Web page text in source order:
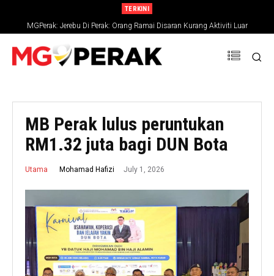
TERKINI
MGPerak: Jerebu Di Perak: Orang Ramai Disaran Kurang Aktiviti Luar
MB Perak lulus peruntukan
RM1.32 juta bagi DUN Bota
Utama Mohamad Hafizi July 1, 2026